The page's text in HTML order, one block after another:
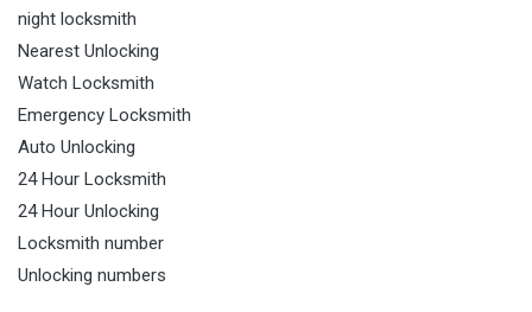
night locksmith
Nearest Unlocking
Watch Locksmith
Emergency Locksmith
Auto Unlocking
24 Hour Locksmith
24 Hour Unlocking
Locksmith number
Unlocking numbers